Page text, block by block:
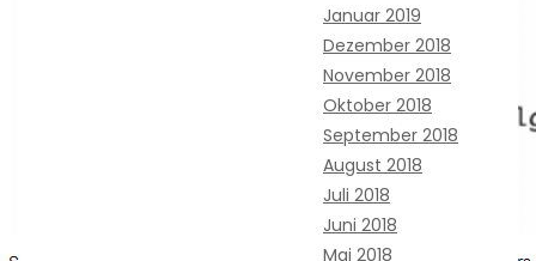
Januar 2019
Dezember 2018
November 2018
Oktober 2018
September 2018
August 2018
Juli 2018
Juni 2018
Mai 2018